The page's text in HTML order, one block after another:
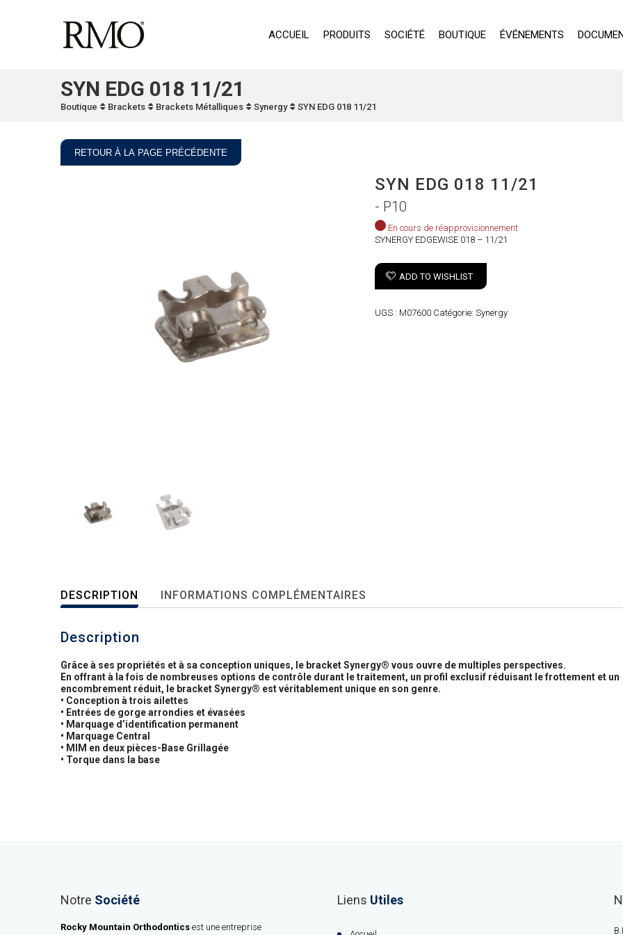
ACCUEIL PRODUITS SOCIÉTÉ BOUTIQUE ÉVÉNEMENTS
SYN EDG 018 11/21
Boutique Brackets Brackets Métalliques Synergy SYN EDG 018 11/21
RETOUR À LA PAGE PRÉCÉDENTE
SYN EDG 018 11/21
- P10
En cours de réapprovisionnement
SYNERGY EDGEWISE 018 – 11/21
ADD TO WISHLIST
UGS : M07600 Catégorie:Synergy
DESCRIPTION INFORMATIONS COMPLÉMENTAIRES
Description
Grâce à ses propriétés et à sa conception uniques, le bracket Synergy® vous ouvre de multiples perspectives.
En offrant à la fois de nombreuses options de contrôle durant le traitement, un profil exclusif réduisant le frottement et un
encombrement réduit, le bracket Synergy® est véritablement unique en son genre.
• Conception à trois ailettes
• Entrées de gorge arrondies et évasées
• Marquage d’identification permanent
• Marquage Central
• MIM en deux pièces-Base Grillagée
• Torque dans la base
Notre Société
Rocky Mountain Orthodontics est une entreprise
Liens Utiles